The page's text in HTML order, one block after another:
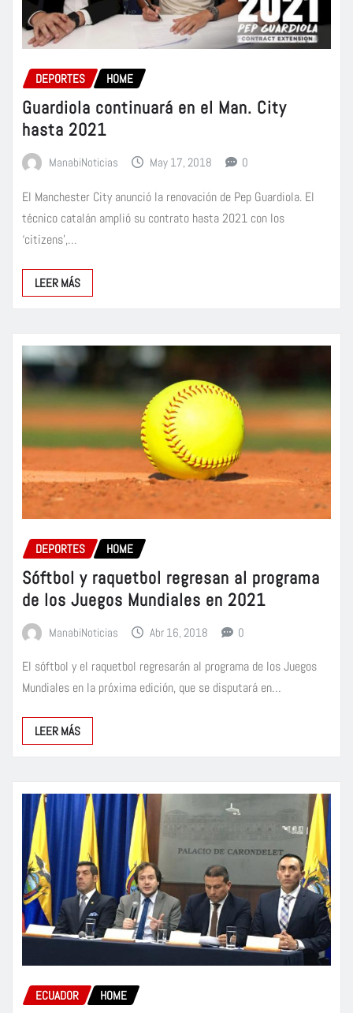
DEPORTES HOME
Guardiola continuará en el Man. City
hasta 2021
ManabiNoticias May 17, 2018 0
El Manchester City anunció la renovación de Pep Guardiola. El
técnico catalán amplió su contrato hasta 2021 con los
‘citizens’,…
LEER MÁS
DEPORTES HOME
Sóftbol y raquetbol regresan al programa
de los Juegos Mundiales en 2021
ManabiNoticias Abr 16, 2018 0
El sóftbol y el raquetbol regresarán al programa de los Juegos
Mundiales en la próxima edición, que se disputará en…
LEER MÁS
ECUADOR HOME